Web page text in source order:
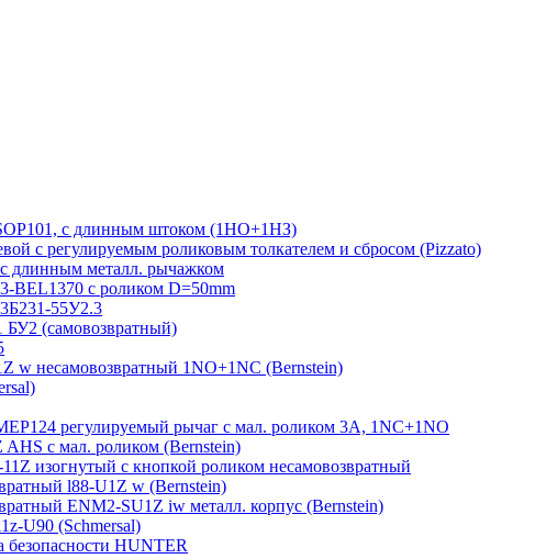
с длинным штоком (1НО+1НЗ)
с регулируемым роликовым толкателем и сбросом (Pizzato)
длинным металл. рычажком
BEL1370 с роликом D=50mm
55У2.3
(самовозвратный)
w несамовозвратный 1NO+1NC (Bernstein)
регулируемый рычаг с мал. роликом 3А, 1NC+1NO
с мал. роликом (Bernstein)
изогнутый с кнопкой роликом несамовозвратный
l88-U1Z w (Bernstein)
ENM2-SU1Z iw металл. корпус (Bernstein)
U90 (Schmersal)
безопасности HUNTER